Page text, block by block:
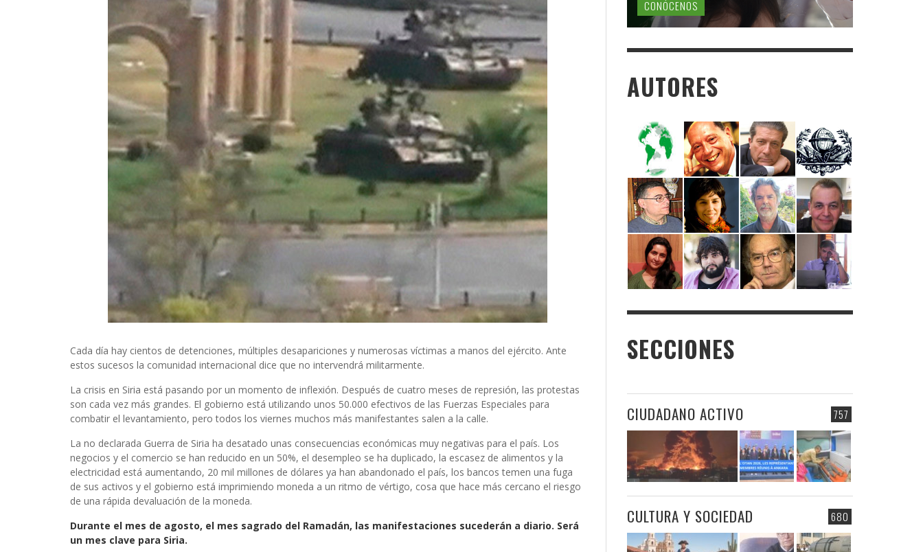
Cada día hay cientos de detenciones, múltiples desapariciones y numerosas víctimas a manos del ejército. Ante
estos sucesos la comunidad internacional dice que no intervendrá militarmente.
La crisis en Siria está pasando por un momento de inflexión. Después de cuatro meses de represión, las protestas
son cada vez más grandes. El gobierno está utilizando unos 50.000 efectivos de las Fuerzas Especiales para
combatir el levantamiento, pero todos los viernes muchos más manifestantes salen a la calle.
La no declarada Guerra de Siria ha desatado unas consecuencias económicas muy negativas para el país. Los
negocios y el comercio se han reducido en un 50%, el desempleo se ha duplicado, la escasez de alimentos y la
electricidad está aumentando, 20 mil millones de dólares ya han abandonado el país, los bancos temen una fuga
de sus activos y el gobierno está imprimiendo moneda a un ritmo de vértigo, cosa que hace más cercano el riesgo
de una rápida devaluación de la moneda.
Durante el mes de agosto, el mes sagrado del Ramadán, las manifestaciones sucederán a diario. Será
un mes clave para Siria.
CONÓCENOS
AUTORES
SECCIONES
757
CIUDADANO ACTIVO
680
CULTURA Y SOCIEDAD